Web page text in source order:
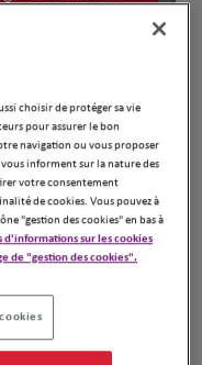
HERE
Adour est votre
vos assurances.
vous propose
choisir de protéger sa vie
pour assurer le bon
navigation ou vous proposer
informent sur la nature des
votre consentement
de cookies. Vous pouvez à
"gestion des cookies" en bas à
d'informations sur les cookies
de "gestion des cookies".